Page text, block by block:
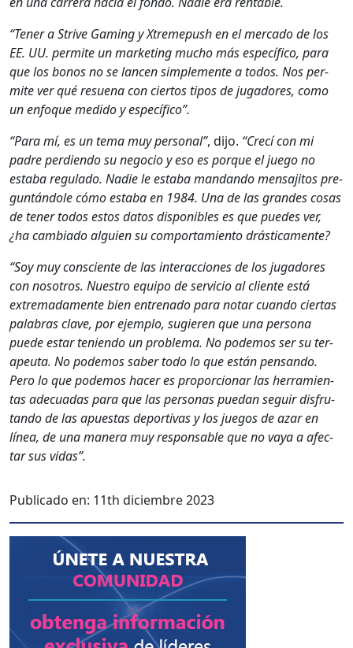
“Ten­er a Strive Gam­ing y Xtreme­push en el mer­ca­do de los
EE. UU. per­mite un mar­ket­ing mucho más especí­fi­co, para
que los bonos no se lan­cen sim­ple­mente a todos. Nos per­
mite ver qué resue­na con cier­tos tipos de jugadores, como
un enfoque medi­do y especí­fi­co”.
“Para mí, es un tema muy per­son­al”, dijo. “Crecí con mi
padre per­di­en­do su nego­cio y eso es porque el juego no
esta­ba reg­u­la­do. Nadie le esta­ba man­dan­do men­saji­tos pre­
gun­tán­dole cómo esta­ba en 1984. Una de las grandes cosas
de ten­er todos estos datos disponibles es que puedes ver,
¿ha cam­bi­a­do alguien su com­por­tamien­to drás­ti­ca­mente?
“Soy muy con­sciente de las inter­ac­ciones de los jugadores
con nosotros. Nue­stro equipo de ser­vi­cio al cliente está
extremada­mente bien entre­na­do para notar cuan­do cier­tas
pal­abras clave, por ejem­p­lo, sug­ieren que una per­sona
puede estar tenien­do un prob­le­ma. No podemos ser su ter­
apeu­ta. No podemos saber todo lo que están pen­san­do.
Pero lo que podemos hac­er es pro­por­cionar las her­ramien­
tas ade­cuadas para que las per­sonas puedan seguir dis­fru­
tan­do de las apues­tas deporti­vas y los jue­gos de azar en
línea, de una man­era muy respon­s­able que no vaya a afec­
tar sus vidas”.
Publicado en: 11th diciembre 2023